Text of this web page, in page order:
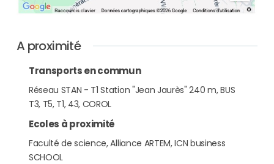
A proximité
Transports en commun
Réseau STAN - T1 Station "Jean Jaurès" 240 m, BUS
T3, T5, T1, 43, COROL
Ecoles à proximité
Faculté de science, Alliance ARTEM, ICN business
SCHOOL